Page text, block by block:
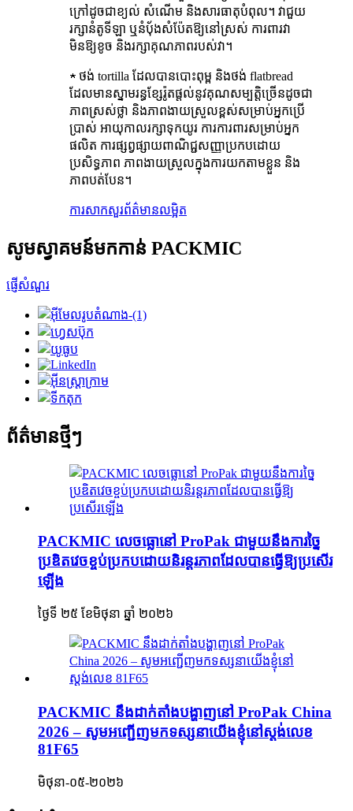
ក្រៅដូចជាខ្យល់ សំណើម និងសារធាតុបំពុល។ វាជួយ
រក្សានំតូទីឡា ឬនំប៉័ងសំប៉ែតឱ្យនៅស្រស់ ការពារវា
មិនឱ្យខូច និងរក្សាគុណភាពរបស់វា។
★ ថង់ tortilla ដែលបានបោះពុម្ព និងថង់ flatbread
ដែលមានស្នាមរន្ធខ្សែរ៉ូតផ្តល់នូវគុណសម្បត្តិច្រើនដូចជា
ភាពស្រស់ថ្លា និងភាពងាយស្រួលខ្ពស់សម្រាប់អ្នកប្រើ
ប្រាស់ អាយុកាលរក្សាទុកយូរ ការការពារសម្រាប់អ្នក
ផលិត ការផ្សព្វផ្សាយពាណិជ្ជសញ្ញាប្រកបដោយ
ប្រសិទ្ធភាព ភាពងាយស្រួលក្នុងការយកតាមខ្លួន និង
ភាពបត់បែន។
ការសាកសួរព័ត៌មានលម្អិត
សូមស្វាគមន៍មកកាន់ PACKMIC
ផ្ញើសំណួរ
ព័ត៌មានថ្មីៗ
PACKMIC លេចធ្លោនៅ ProPak ជាមួយនឹងការច្នៃ
ប្រឌិតវេចខ្ចប់ប្រកបដោយនិរន្តរភាពដែលបានធ្វើឱ្យប្រសើរ
ឡើង
ថ្ងៃទី ២៥ ខែមិថុនា ឆ្នាំ ២០២៦
PACKMIC នឹងដាក់តាំងបង្ហាញនៅ ProPak China
2026 – សូមអញ្ជើញមកទស្សនាយើងខ្ញុំនៅស្តង់លេខ
81F65
មិថុនា-០៥-២០២៦